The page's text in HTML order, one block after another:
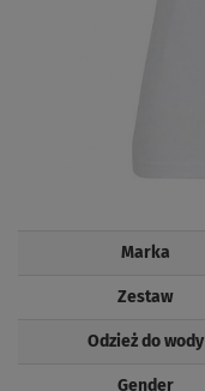
Marka
Zestaw
Odzież do wody
Gender